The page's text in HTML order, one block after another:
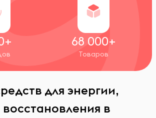
68 000+
Товаров
для энергии,
в